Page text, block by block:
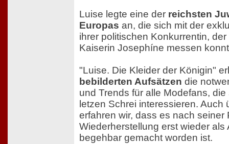
Luise legte eine der reichsten
Europas an, die sich mit der
ihrer politischen Konkurrentin,
Kaiserin Josephíne messen
"Luise. Die Kleider der Königin"
bebilderten Aufsätzen die
und Trends für alle Modefans,
letzen Schrei interessieren. Auch
erfahren wir, dass es nach seiner
Wiederherstellung erst wieder als
begehbar gemacht worden ist.